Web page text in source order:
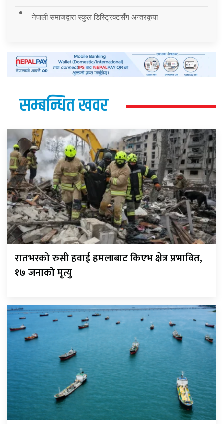
नेपाली समाजद्वारा स्कुल डिस्ट्रिक्टसँग अन्तरकृया
सम्बन्धित खवर
रातभरको रुसी हवाई हमलाबाट किएभ क्षेत्र प्रभावित,
१७ जनाको मृत्यु